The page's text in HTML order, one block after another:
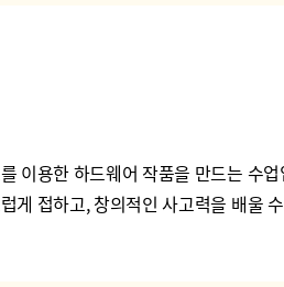
이용한 하드웨어 작품을 만드는 수
게 접하고, 창의적인 사고력을 배울